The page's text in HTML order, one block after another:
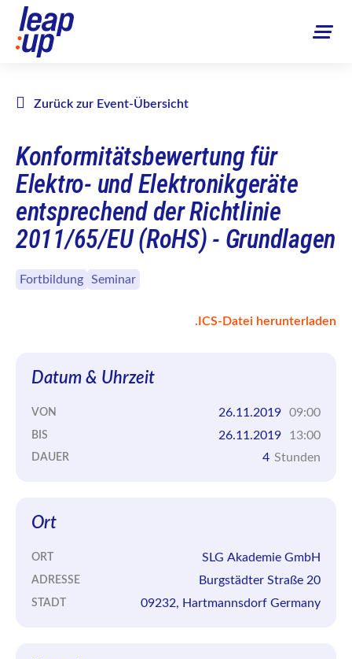
Zurück zur Event-Übersicht
Konformitätsbewertung für
Elektro- und Elektronikgeräte
entsprechend der Richtlinie
2011/65/EU (RoHS) - Grundlagen
Fortbildung Seminar
.ICS-Datei herunterladen
Datum & Uhrzeit
VON 26.11.2019 09:00
BIS 26.11.2019 13:00
DAUER 4 Stunden
Ort
ORT SLG Akademie GmbH
ADRESSE Burgstädter Straße 20
STADT 09232, Hartmannsdorf Germany